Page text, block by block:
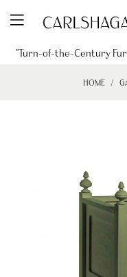
"Turn-of-the-Century
HOME